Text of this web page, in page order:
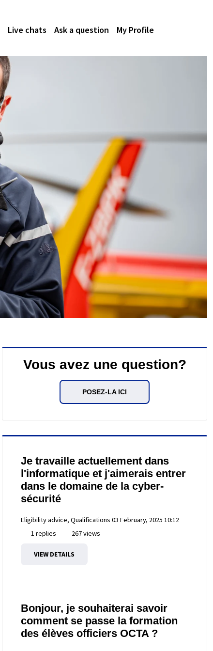
Live chats Ask a question My Profile
Vous avez une question?
POSEZ-LA ICI
Je travaille actuellement dans
l'informatique et j'aimerais entrer
dans le domaine de la cyber-
sécurité
Eligibility advice, Qualifications 03 February, 2025 10:12
1 replies
267 views
VIEW DETAILS
Bonjour, je souhaiterai savoir
comment se passe la formation
des élèves officiers OCTA ?